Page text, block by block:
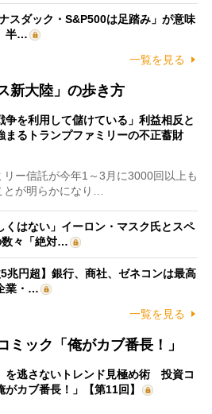
スダック・S&P500は足踏み」が意味
半…
一覧を見る
新大陸」の歩き方
争を利用して儲けている」利益相反と
まるトランプファミリーの不正蓄財
ー信託が今年1～3月に3000回以上も
が明らかになり…
くはない」イーロン・マスク氏とスペ
数々「絶対…
5兆円超】銀行、商社、ゼネコンは最高
業・…
一覧を見る
ミック「俺がカブ番長！」
を逃さないトレンド見極め術 投資コ
がカブ番長！」【第11回】